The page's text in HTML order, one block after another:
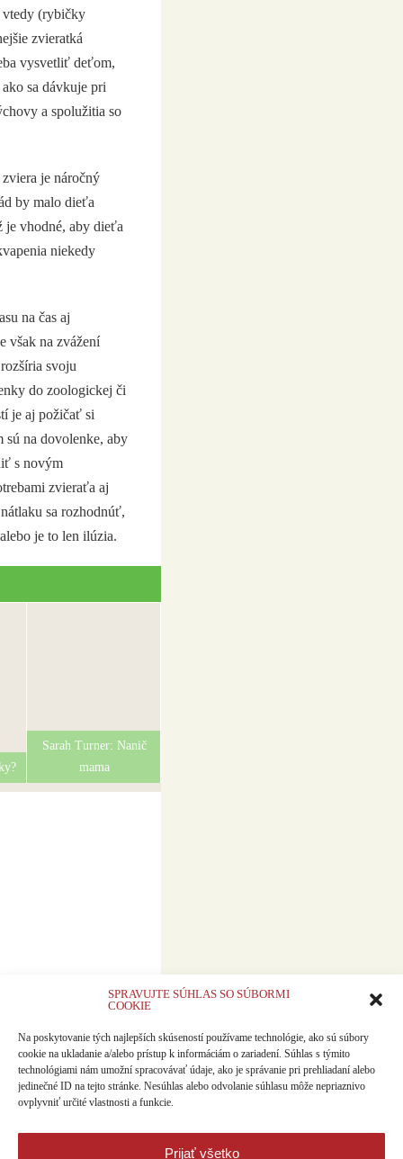
SPRAVUJTE SÚHLAS SO SÚBORMI
COOKIE
Na poskytovanie tých najlepších skúseností používame technológie, ako sú súbory
cookie na ukladanie a/alebo prístup k informáciám o zariadení. Súhlas s týmito
technológiami nám umožní spracovávať údaje, ako je správanie pri prehliadaní alebo
jedinečné ID na tejto stránke. Nesúhlas alebo odvolanie súhlasu môže nepriaznivo
ovplyvniť určité vlastnosti a funkcie.
Prijať všetko
vtedy (rybičky
zvieratká
vysvetliť deťom,
sa dávkuje pri
a spolužitia so
je náročný
by malo dieťa
je vhodné, aby dieťa
niekedy
na čas aj
však na zvážení
svoju
do zoologickej či
je aj požičať si
sú na dovolenke, aby
s novým
zvieraťa aj
sa rozhodnúť,
je to len ilúzia.
Sarah Turner: Nanič
mama